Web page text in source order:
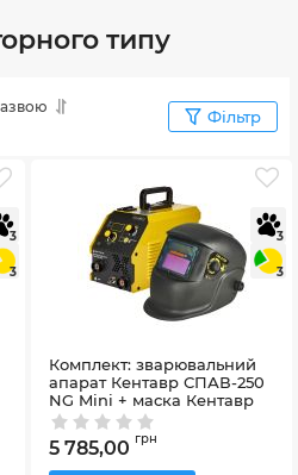
типу
Фільтр
3
3
3
3
Комплект: зварювальний
апарат Кентавр СПАВ-250
NG Mini + маска Кентавр
СМ-315Р (1+1)
Артикул:218643
5 785,00 грн